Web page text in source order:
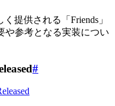
提供される「Friends」
や参考となる実装につい
#